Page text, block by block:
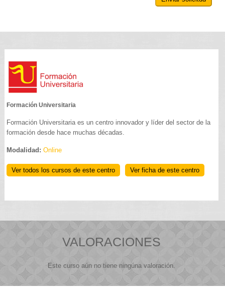
Formación Universitaria
Formación Universitaria es un centro innovador y líder del sector de la
formación desde hace muchas décadas.
Modalidad:Online
Ver todos los cursos de este centro Ver ficha de este centro
VALORACIONES
Este curso aún no tiene ningúna valoración.